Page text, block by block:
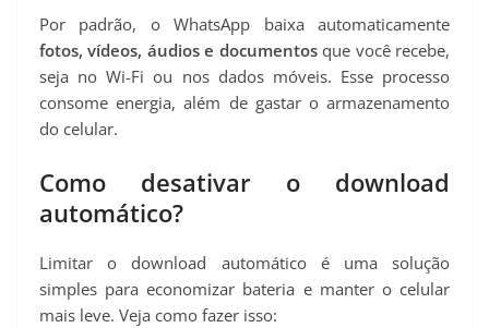
Por padrão, o WhatsApp baixa automaticamente
fotos, vídeos, áudios e documentosque você recebe,
seja no Wi-Fi ou nos dados móveis. Esse processo
consome energia, além de gastar o armazenamento
do celular.
Como desativar o download
automático?
Limitar o download automático é uma solução
simples para economizar bateria e manter o celular
mais leve. Veja como fazer isso: